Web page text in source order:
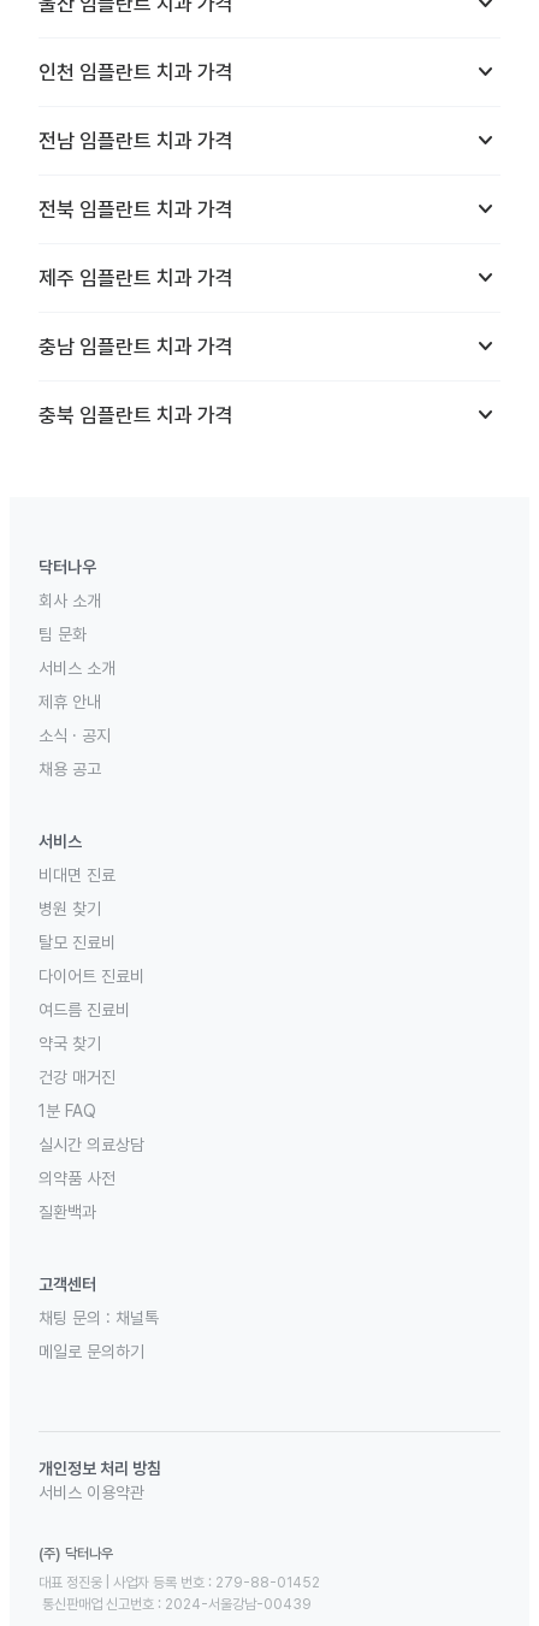
인천 임플란트 치과 가격 keyboard_arrow_down
전남 임플란트 치과 가격 keyboard_arrow_down
전북 임플란트 치과 가격 keyboard_arrow_down
제주 임플란트 치과 가격 keyboard_arrow_down
충남 임플란트 치과 가격 keyboard_arrow_down
충북 임플란트 치과 가격 keyboard_arrow_down
닥터나우
회사 소개
팀 문화
서비스 소개
제휴 안내
소식 · 공지
채용 공고
서비스
비대면 진료
병원 찾기
탈모 진료비
다이어트 진료비
여드름 진료비
약국 찾기
건강 매거진
1분 FAQ
실시간 의료상담
의약품 사전
질환백과
고객센터
채팅 문의 : 채널톡
메일로 문의하기
개인정보 처리 방침
서비스 이용약관
(주) 닥터나우
대표 정진웅 | 사업자 등록 번호 : 279-88-01452
통신판매업 신고번호 : 2024-서울강남-00439